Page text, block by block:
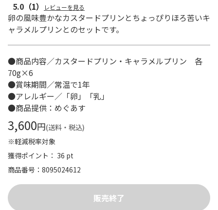
5.0 （1） レビューを見る
卵の風味豊かなカスタードプリンとちょっぴりほろ苦いキ
ャラメルプリンとのセットです。
●商品内容／カスタードプリン・キャラメルプリン 各
70g×6
●賞味期間／常温で1年
●アレルギー／「卵」「乳」
●商品提供：めぐあす
3,600円(送料・税込)
※軽減税率対象
獲得ポイント： 36 pt
商品番号
8095024612